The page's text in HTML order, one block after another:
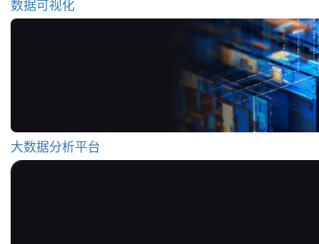
数据可视化
大数据分析平台